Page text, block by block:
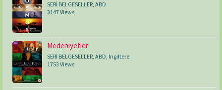
SERİ BELGESELLER ABD
3147 Views
Medeniyetler
SERİ BELGESELLER ABD İngiltere
1753 Views